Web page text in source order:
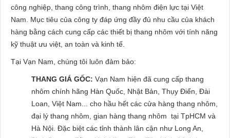
công nghiệp, thang công trình, thang nhôm điện lực tại Việt
Nam. Mục tiêu của công ty đáp ứng đầy đủ nhu cầu của khách
hàng bằng cách cung cấp các thiết bị thang nhôm với tính năng
kỹ thuật ưu việt, an toàn và kinh tế.
Tại Vạn Nam, chúng tôi luôn đảm bảo:
THANG GIÁ GỐC: Vạn Nam hiện đã cung cấp thang
nhôm chính hãng Hàn Quốc, Nhật Bản, Thụy Điển, Đài
Loan, Việt Nam... cho hầu hết các cửa hàng thang nhôm,
đại lý thang nhôm, gian hàng thang nhôm tại TpHCM và
Hà Nội. Đặc biệt các tỉnh thành lân cận như Long An,